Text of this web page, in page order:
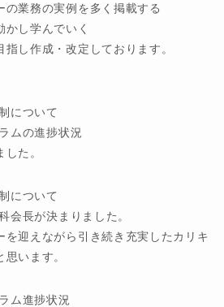
の業務の実例を多く掲載する
かし学んでいく
し作成・改定しております。
について
ムの進捗状況
た。
について
長が決まりました。
迎えながら引き続き充実したカリキ
います。
ム進捗状況